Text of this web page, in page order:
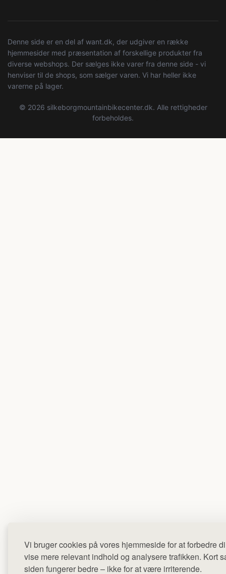
Vi bruger cookies på vores hjemmeside for at forbedre
vise mere relevant indhold og analysere trafikken. Kort
siden fungerer bedre – ikke for at være irriterende.
Denne side er en del af want.dk, der udgiver en række
hjemmesider med præsentation af forskellige produkter fra
diverse webshops. Der sælges ikke varer fra denne side - vi
henviser til de shops, som sælger varen. Vi har heller ikke
varerne på lager.
© 2026 silkeborgmountainbikecenter.dk. Alle rettigheder
forbeholdes.